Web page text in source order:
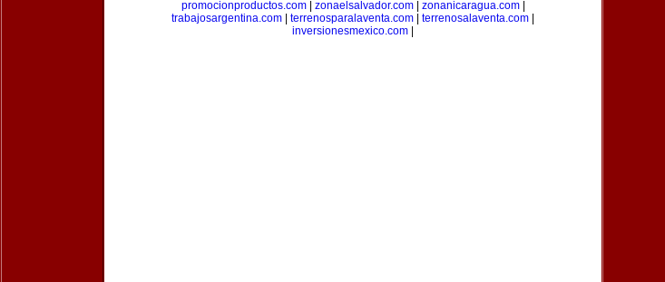
promocionproductos.com| zonaelsalvador.com| zonanicaragua.com|
trabajosargentina.com
terrenosparalaventa.com terrenosalaventa.com
inversionesmexico.com